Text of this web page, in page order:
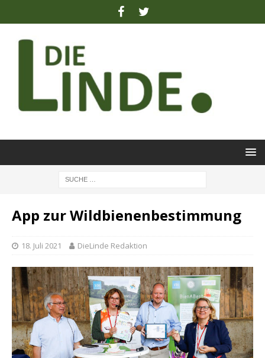
App zur Wildbienenbestimmung
18. Juli 2021 DieLinde Redaktion